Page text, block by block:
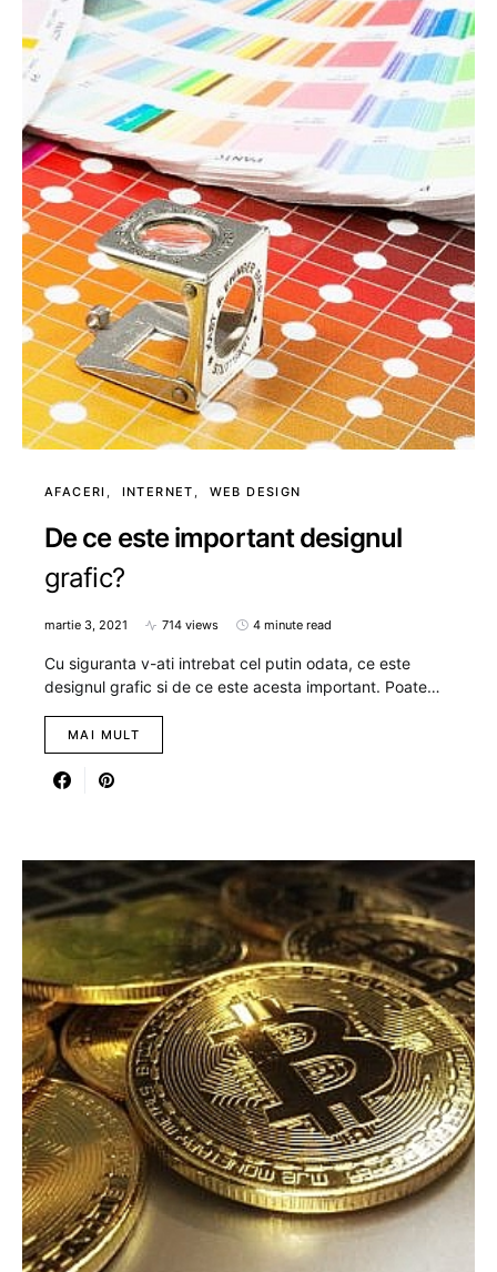
AFACERI INTERNET WEB DESIGN
De ce este important designul
grafic?
martie 3, 2021 714 views 4 minute read
Cu siguranta v-ati intrebat cel putin odata, ce este
designul grafic si de ce este acesta important. Poate…
MAI MULT